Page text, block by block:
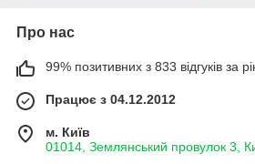
Про нас
99% позитивних з 833 відгуків за
Працює з 04.12.2012
м. Київ
01014, Землянський провулок 3,